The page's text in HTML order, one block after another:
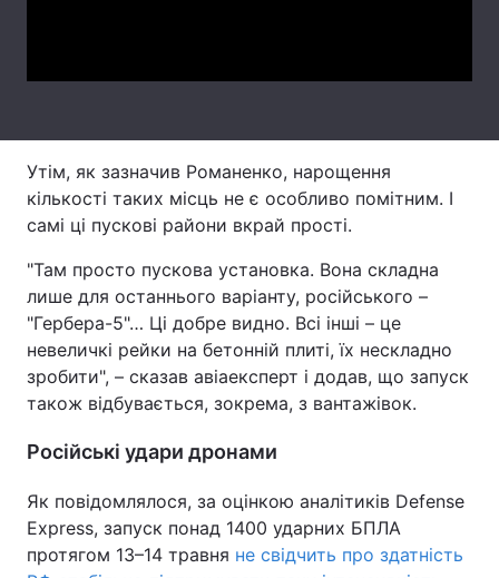
Тема оформлення
Утім, як зазначив Романенко, нарощення
кількості таких місць не є особливо помітним. І
самі ці пускові райони вкрай прості.
"Там просто пускова установка. Вона складна
лише для останнього варіанту, російського –
"Гербера-5"… Ці добре видно. Всі інші – це
невеличкі рейки на бетонній плиті, їх нескладно
зробити", – сказав авіаексперт і додав, що запуск
також відбувається, зокрема, з вантажівок.
Російські удари дронами
Як повідомлялося, за оцінкою аналітиків Defense
Express, запуск понад 1400 ударних БПЛА
протягом 13–14 травня не свідчить про здатність